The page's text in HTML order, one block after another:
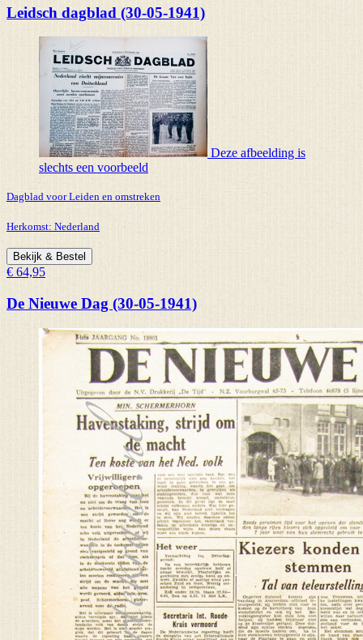
Leidsch dagblad (30-05-1941)
Deze afbeelding is
slechts een voorbeeld
Dagblad voor Leiden en omstreken
Herkomst: Nederland
Bekijk & Bestel
€ 64,95
De Nieuwe Dag (30-05-1941)